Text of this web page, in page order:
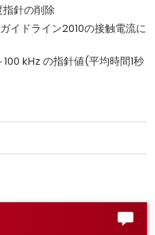
指針の削除
イドライン2010の接触電流に
kHz の指針値(平均時間1秒